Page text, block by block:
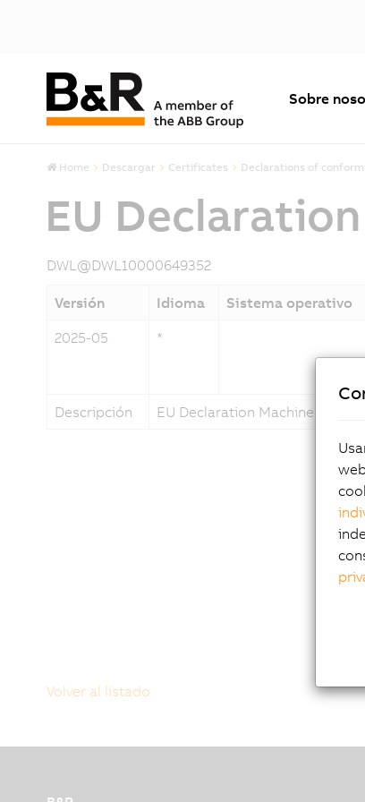
Sobre
Home Descargar Certificates Declarations of
EU
DWL@DWL10000649352
Versión Idioma Sistema operativo
2025-05
*
Descripción
EU Declaration Machine Vision
Volver al listado